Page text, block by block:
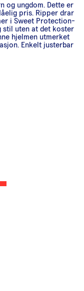
og ungdom. Dette er
pris. Ripper drar
i Sweet Protection-
stil uten at det koster
hjelmen utmerket
Enkelt justerbar